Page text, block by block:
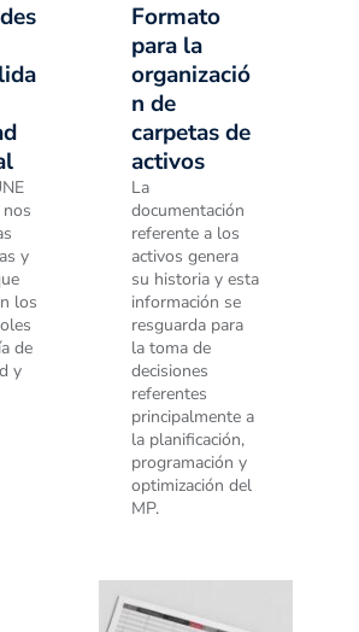
y
los
de
y
Formato
para la
organizació
n de
carpetas de
activos
La
documentación
referente a los
activos genera
su historia y esta
información se
resguarda para
la toma de
decisiones
referentes
principalmente a
la planificación,
programación y
optimización del
MP.